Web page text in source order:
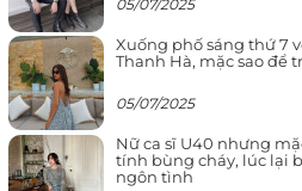
05/07/2025
Xuống phố sáng thứ 7
Thanh Hà, mặc sao để
05/07/2025
Nữ ca sĩ U40 nhưng
tính bùng cháy, lúc lại
ngôn tình